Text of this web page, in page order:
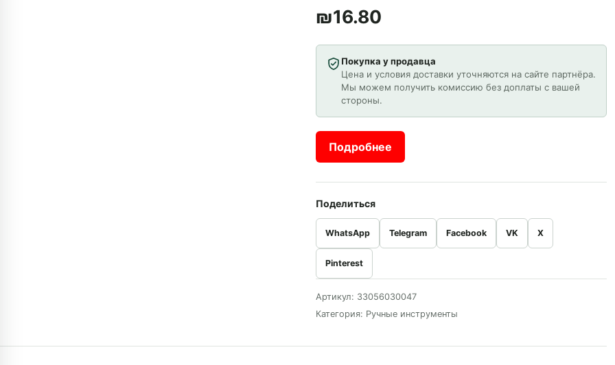
₪16.80
Покупка у продавца
Цена и условия доставки уточняются на сайте партнёра.
Мы можем получить комиссию без доплаты с вашей
стороны.
Подробнее
Поделиться
WhatsApp Telegram Facebook VK X
Pinterest
Артикул: 33056030047
Категория: Ручные инструменты